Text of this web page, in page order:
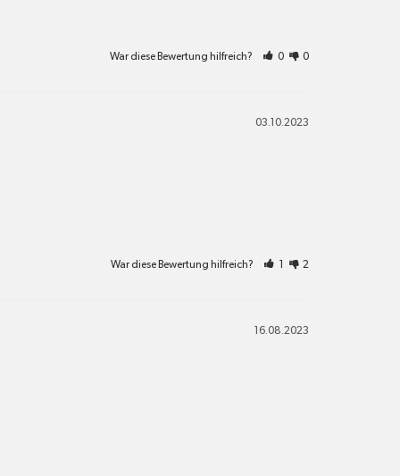
War diese Bewertung hilfreich? 0 0
03.10.2023
War diese Bewertung hilfreich? 2
16.08.2023